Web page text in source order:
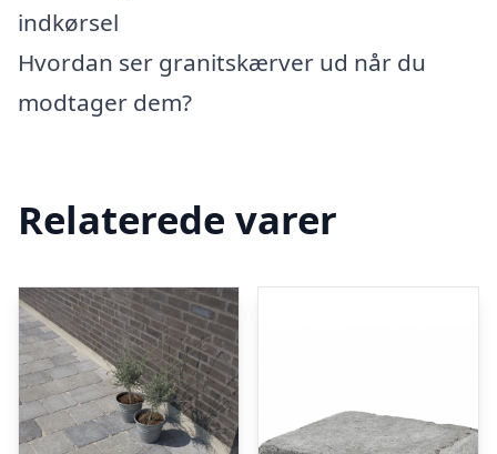
indkørsel
Hvordan ser granitskærver ud når du
modtager dem?
Relaterede varer